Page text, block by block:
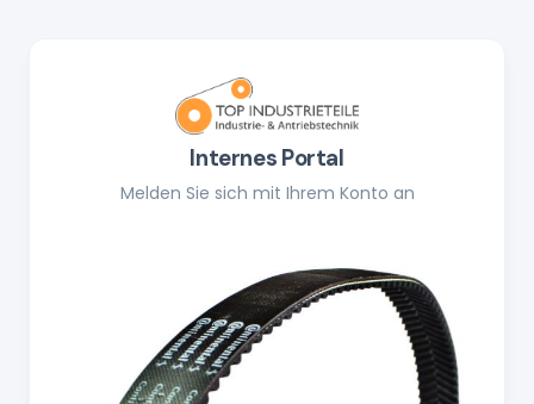
Internes Portal
Melden Sie sich mit Ihrem Konto an